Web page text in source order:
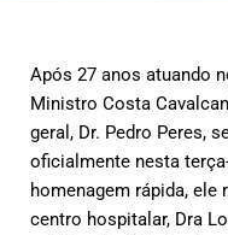
Após 27 anos atuando
Ministro Costa
geral, Dr. Pedro Peres,
oficialmente nesta
homenagem rápida, ele
centro hospitalar, Dra